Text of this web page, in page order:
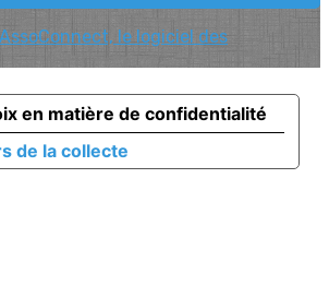
le logiciel des
de la collecte
en matière de confidentialité